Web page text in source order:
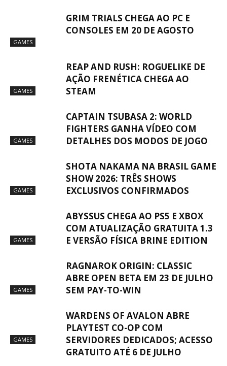
GAMES
GRIM TRIALS CHEGA AO PC E
CONSOLES EM 20 DE AGOSTO
GAMES
REAP AND RUSH: ROGUELIKE DE
AÇÃO FRENÉTICA CHEGA AO
STEAM
GAMES
CAPTAIN TSUBASA 2: WORLD
FIGHTERS GANHA VÍDEO COM
DETALHES DOS MODOS DE JOGO
GAMES
SHOTA NAKAMA NA BRASIL GAME
SHOW 2026: TRÊS SHOWS
EXCLUSIVOS CONFIRMADOS
GAMES
ABYSSUS CHEGA AO PS5 E XBOX
COM ATUALIZAÇÃO GRATUITA 1.3
E VERSÃO FÍSICA BRINE EDITION
GAMES
RAGNAROK ORIGIN: CLASSIC
ABRE OPEN BETA EM 23 DE JULHO
SEM PAY-TO-WIN
GAMES
WARDENS OF AVALON ABRE
PLAYTEST CO-OP COM
SERVIDORES DEDICADOS; ACESSO
GRATUITO ATÉ 6 DE JULHO